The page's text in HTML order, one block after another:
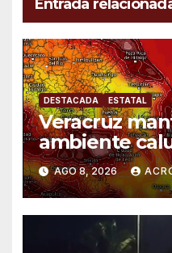
Entrada
DESTACADA ESTATAL
Veracruz
ambiente
lluvias
AGO 8, 2026